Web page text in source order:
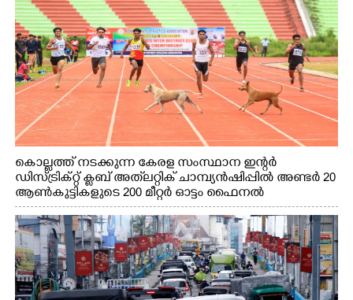
കൊല്ലത്ത് നടക്കുന്ന കേരള സംസ്ഥാന ഇന്റർ
ഡിസ്ട്രിക്റ്റ് ക്ലബ് അത്‌ലറ്റിക് ചാമ്പ്യൻഷിപ്പിൽ അണ്ടർ 20
ആൺകുട്ടികളുടെ 200 മീറ്റർ ഓട്ടം ഫൈനൽ
മത്സരത്തിനിടെ സിന്തറ്റിക് ട്രാക്കിന് കുറുകെ ഓടുന്ന
നായകൾ.